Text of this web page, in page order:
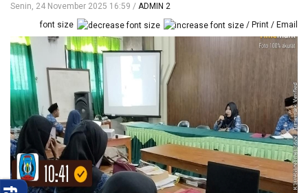
Senin, 24 November 2025 16:59
ADMIN 2
font size
Print Email